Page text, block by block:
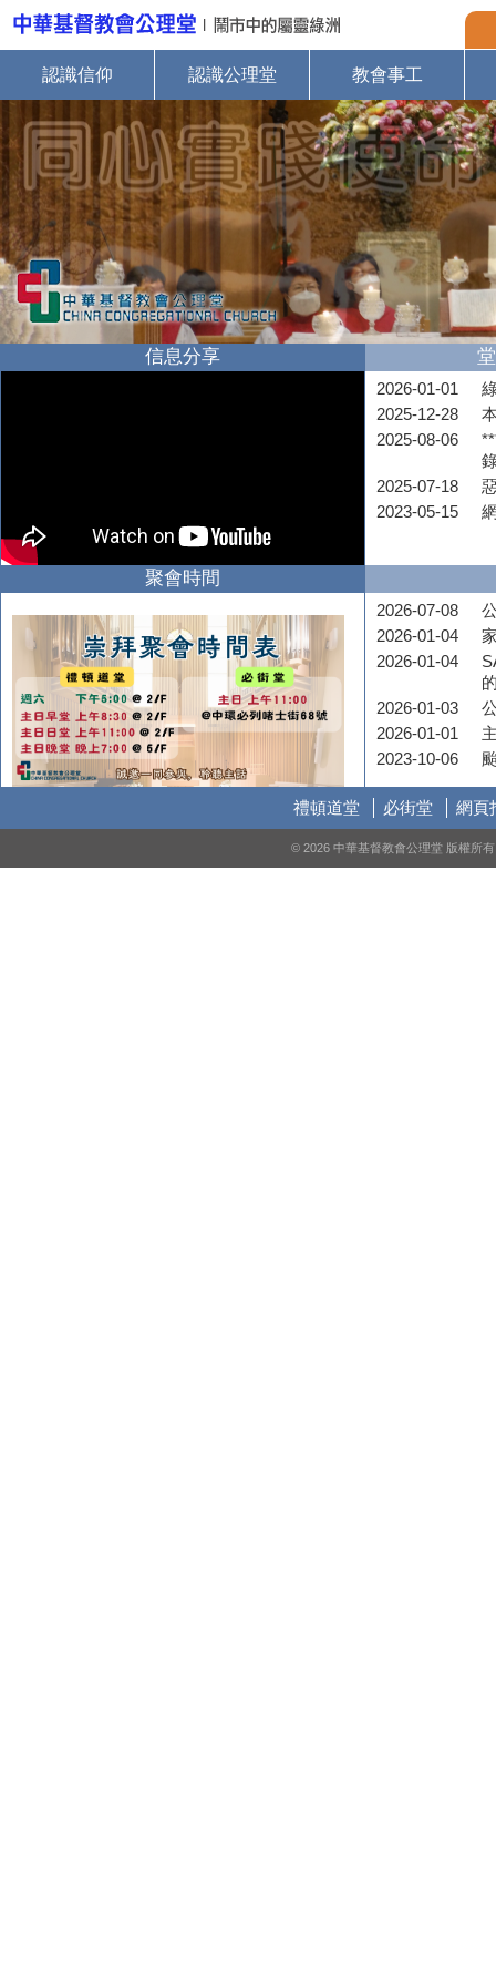
認識信仰 認識公理堂 教會事工
信息分享
2026-01-01
2025-12-28
2025-08-06
2025-07-18
2023-05-15
聚會時間
2026-07-08
2026-01-04
2026-01-04
2026-01-03
2026-01-01
2023-10-06
禮頓道堂 必街堂 網頁
© 2026 中華基督教會公理堂 版權所